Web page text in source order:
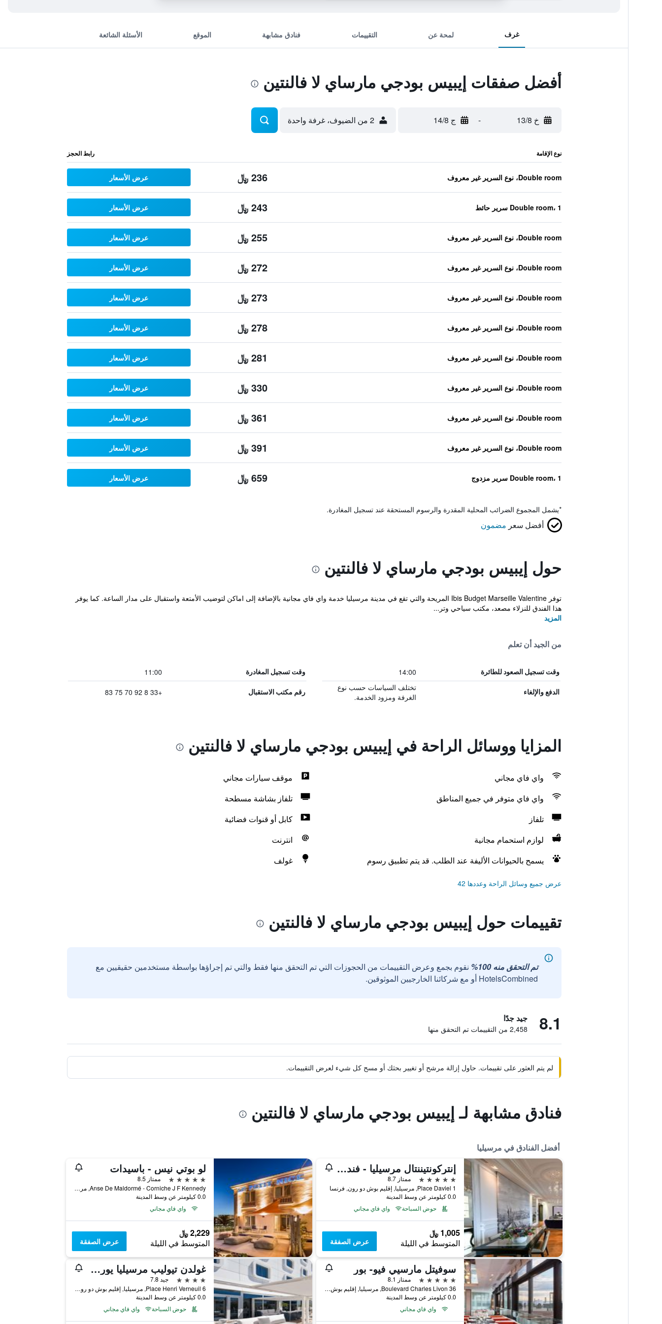
غرف لمحة عن التقييمات فنادق مشابهة الموقع الأسئلة الشائعة
أفضل صفقات إيبيس بودجي مارساي لا فالنتين
خ 13/8 - ج 14/8 2 من الضيوف، غرفة واحدة
نوع الإقامة رابط الحجز
Double room، نوع السرير غير معروف 236 ﷼ عرض الأسعار
Double room، 1 سرير حائط 243 ﷼ عرض الأسعار
Double room، نوع السرير غير معروف 255 ﷼ عرض الأسعار
Double room، نوع السرير غير معروف 272 ﷼ عرض الأسعار
Double room، نوع السرير غير معروف 273 ﷼ عرض الأسعار
Double room، نوع السرير غير معروف 278 ﷼ عرض الأسعار
Double room، نوع السرير غير معروف 281 ﷼ عرض الأسعار
Double room، نوع السرير غير معروف 330 ﷼ عرض الأسعار
Double room، نوع السرير غير معروف 361 ﷼ عرض الأسعار
Double room، نوع السرير غير معروف 391 ﷼ عرض الأسعار
Double room، 1 سرير مزدوج 659 ﷼ عرض الأسعار
*يشمل المجموع الضرائب المحلية المقدرة والرسوم المستحقة عند تسجيل المغادرة.
أفضل سعر مضمون
حول إيبيس بودجي مارساي لا فالنتين
توفر Ibis Budget Marseille Valentine المريحة والتي تقع في مدينة مرسيليا خدمة واي فاي مجانية بالإضافة إلى اماكن لتوضيب الأمتعة واستقبال على مدار الساعة. كما يوفر
هذا الفندق للنزلاء مصعد، مكتب سياحي وتر...
المزيد
من الجيد أن تعلم
وقت تسجيل الصعود للطائرة 14:00 وقت تسجيل المغادرة 11:00
الدفع والإلغاء
تختلف السياسات حسب نوع
الغرفة ومزود الخدمة.
رقم مكتب الاستقبال +33 8 92 70 75 83
المزايا ووسائل الراحة في إيبيس بودجي مارساي لا فالنتين
واي فاي مجاني
موقف سيارات مجاني
واي فاي متوفر في جميع المناطق
تلفاز بشاشة مسطحة
تلفاز
كابل أو قنوات فضائية
لوازم استحمام مجانية
انترنت
يسمح بالحيوانات الأليفة عند الطلب. قد يتم تطبيق رسوم
غولف
عرض جميع وسائل الراحة وعددها 42
تقييمات حول إيبيس بودجي مارساي لا فالنتين
تم التحقق منه 100%
نقوم بجمع وعرض التقييمات من الحجوزات التي تم التحقق منها فقط والتي تم إجراؤها بواسطة مستخدمين حقيقيين مع
HotelsCombined أو مع شركائنا الخارجيين الموثوقين.
8.1 جيد جدًا
2,458 من التقييمات تم التحقق منها
لم يتم العثور على تقييمات. حاول إزالة مرشح أو تغيير بحثك أو مسح كل شيء لعرض التقييمات.
فنادق مشابهة لـ إيبيس بودجي مارساي لا فالنتين
أفضل الفنادق في مرسيليا
إنتركونتيننتال مرسيليا - فندق ديو
5 نجوم
ممتاز 8.7
1 Place Daviel, مرسيليا, إقليم بوش دو رون, فرنسا
0.0 كيلومتر عن وسط المدينة
حوض السباحة
واي فاي مجاني
1,005 ﷼
المتوسط في الليلة عرض الصفقة
لو بوتي نيس - باسيدات
5 نجوم
ممتاز 8.5
Anse De Maldormé - Corniche J F Kennedy, مرسيليا, إقليم بوش دو رون, فرنسا
0.0 كيلومتر عن وسط المدينة
واي فاي مجاني
2,229 ﷼
المتوسط في الليلة عرض الصفقة
سوفيتل مارسيي فيو- بور
5 نجوم
ممتاز 8.1
36 Boulevard Charles Livon, مرسيليا, إقليم بوش دو رون, فرنسا
0.0 كيلومتر عن وسط المدينة
واي فاي مجاني
غولدن تيوليب مرسيليا يوروميد
4 نجوم
جيد 7.8
6 Place Henri Verneuil, مرسيليا, إقليم بوش دو رون, فرنسا
0.0 كيلومتر عن وسط المدينة
حوض السباحة
واي فاي مجاني